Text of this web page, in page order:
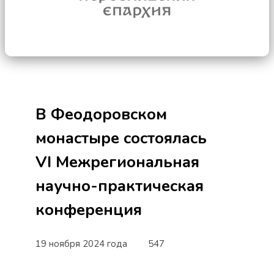
В Феодоровском
монастыре состоялась
VI Межрегиональная
научно-практическая
конференция
19 ноября 2024 года 547